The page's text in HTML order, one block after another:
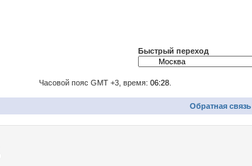
Быстрый переход
Часовой пояс GMT +3, время: 06:28.
Обратная связь